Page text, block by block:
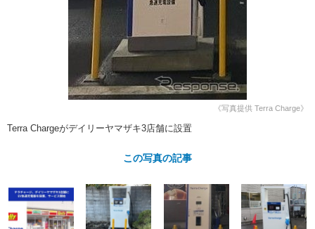
クト
コラム
ショップレポート プロショップ検索
カーメーカー「旧車」関連プロジ
ェクト
コラム
インタビュー
イベント告知 イベントレポート
《写真提供 Terra Charge》
Terra Chargeがデイリーヤマザキ3店舗に設置
この写真の記事